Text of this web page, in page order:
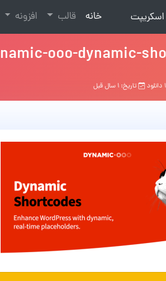
خانه
(current) قالب افزونه
ooo-dynamic-
تاریخ: ۱ سال قبل